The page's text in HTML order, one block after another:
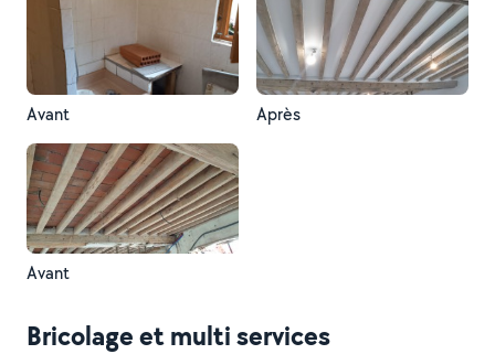
Avant Après
Avant
Bricolage et multi services